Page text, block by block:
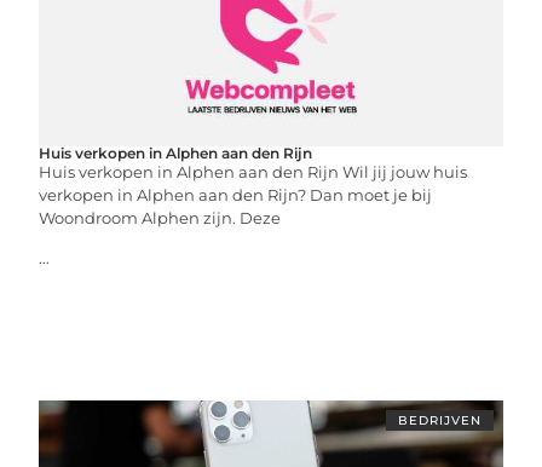
Huis verkopen in Alphen aan den Rijn
Huis verkopen in Alphen aan den Rijn Wil jij jouw huis
verkopen in Alphen aan den Rijn? Dan moet je bij
Woondroom Alphen zijn. Deze
...
BEDRIJVEN